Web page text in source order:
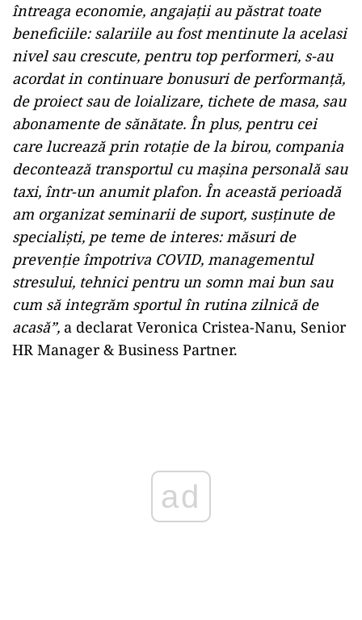
întreaga economie, angajaţii au păstrat toate
beneficiile: salariile au fost mentinute la acelasi
nivel sau crescute, pentru top performeri, s-au
acordat in continuare bonusuri de performanţă,
de proiect sau de loializare, tichete de masa, sau
abonamente de sănătate. În plus, pentru cei
care lucrează prin rotaţie de la birou, compania
decontează transportul cu maşina personală sau
taxi, într-un anumit plafon. În această perioadă
am organizat seminarii de suport, susţinute de
specialişti, pe teme de interes: măsuri de
prevenţie împotriva COVID, managementul
stresului, tehnici pentru un somn mai bun sau
cum să integrăm sportul în rutina zilnică de
acasă”, a declarat Veronica Cristea-Nanu, Senior
HR Manager & Business Partner.
ad